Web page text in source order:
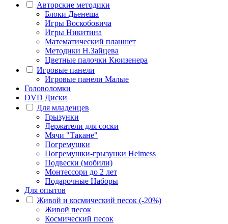
Авторские методики
Блоки Дьенеша
Игры Воскобовича
Игры Никитина
Математический планшет
Методики Н.Зайцева
Цветные палочки Кюизенера
Игровые панели
Игровые панели Малые
Головоломки
DVD Диски
Для младенцев
Грызунки
Держатели для соски
Мячи "Такане"
Погремушки
Погремушки-грызунки Heimess
Подвески (мобили)
Монтессори до 2 лет
Подарочные Наборы
Для опытов
Живой и космический песок (-20%)
Живой песок
Космический песок